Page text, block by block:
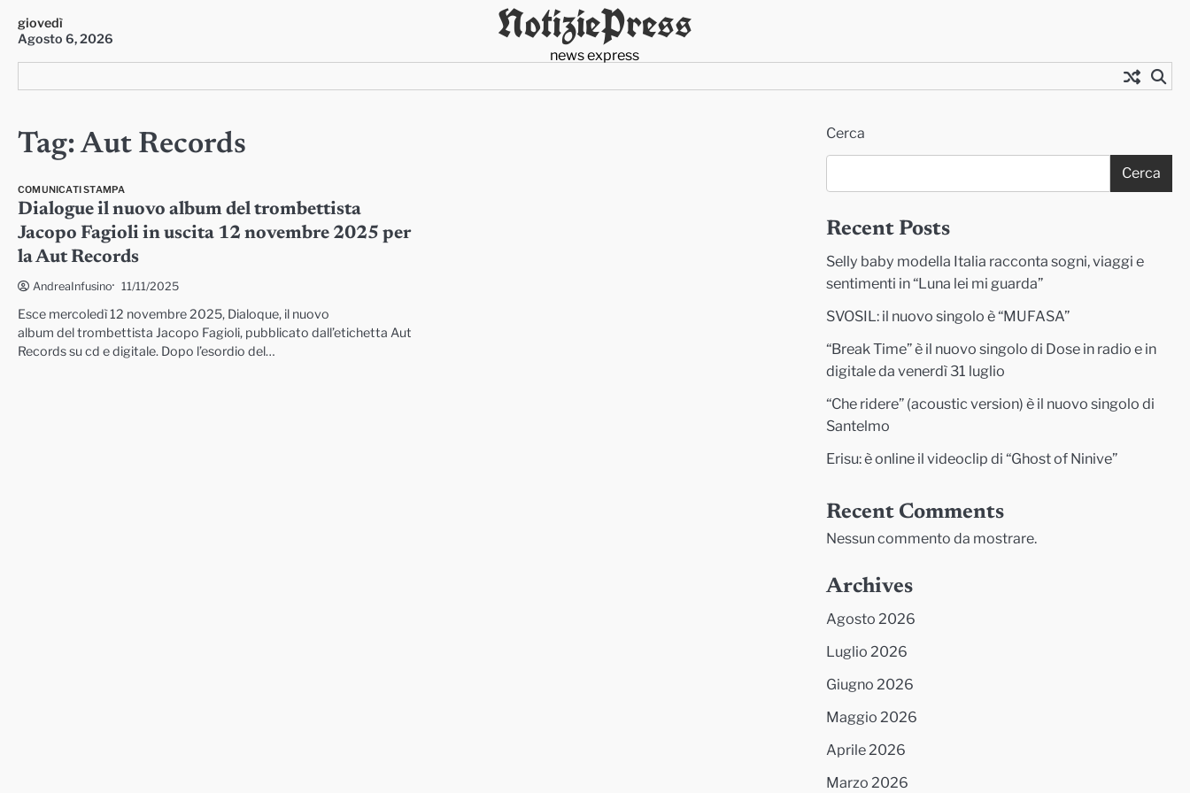
content
giovedì
Agosto 6, 2026
NotiziePress
news express
Tag:Aut Records
COMUNICATI STAMPA
Dialogue il nuovo album del trombettista
Jacopo Fagioli in uscita 12 novembre 2025 per
la Aut Records
AndreaInfusino 11/11/2025
Esce mercoledì 12 novembre 2025, Dialoque, il nuovo
album del trombettista Jacopo Fagioli, pubblicato dall’etichetta Aut
Records su cd e digitale. Dopo l’esordio del…
Cerca
Cerca
Recent Posts
Selly baby modella Italia racconta sogni, viaggi e
sentimenti in “Luna lei mi guarda”
SVOSIL: il nuovo singolo è “MUFASA”
“Break Time” è il nuovo singolo di Dose in radio e in
digitale da venerdì 31 luglio
“Che ridere” (acoustic version) è il nuovo singolo di
Santelmo
Erisu: è online il videoclip di “Ghost of Ninive”
Recent Comments
Nessun commento da mostrare.
Archives
Agosto 2026
Luglio 2026
Giugno 2026
Maggio 2026
Aprile 2026
Marzo 2026